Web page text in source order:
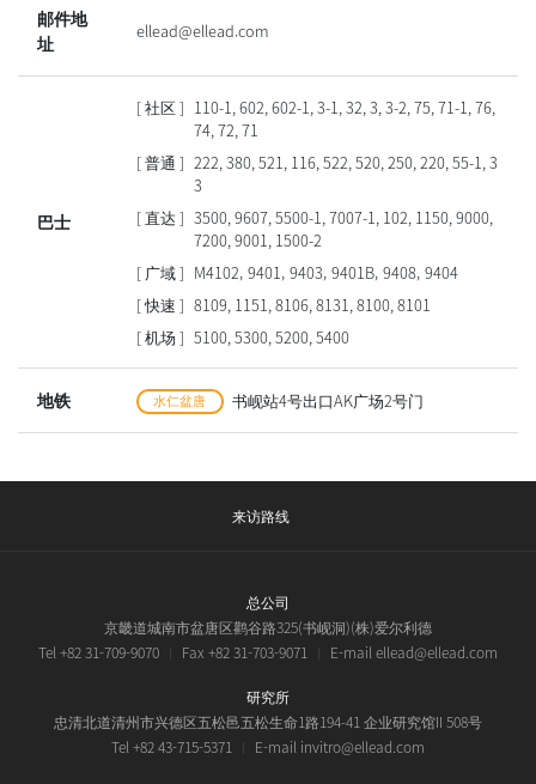
邮件地
址
ellead@ellead.com
巴士
[ 社区 ] 110-1, 602, 602-1, 3-1, 32, 3, 3-2, 75, 71-1, 76,
74, 72, 71
[ 普通 ] 222, 380, 521, 116, 522, 520, 250, 220, 55-1, 3
3
[ 直达 ] 3500, 9607, 5500-1, 7007-1, 102, 1150, 9000,
7200, 9001, 1500-2
[ 广域 ] M4102, 9401, 9403, 9401B, 9408, 9404
[ 快速 ] 8109, 1151, 8106, 8131, 8100, 8101
[ 机场 ] 5100, 5300, 5200, 5400
地铁 水仁盆唐 书岘站4号出口AK广场2号门
来访路线
总公司
京畿道城南市盆唐区鹳谷路325(书岘洞)(株)爱尔利德
Tel +82 31-709-9070
Fax +82 31-703-9071 E-mail ellead@ellead.com
研究所
忠清北道清州市兴德区五松邑五松生命1路194-41 企业研究馆II 508号
Tel +82 43-715-5371
E-mail invitro@ellead.com